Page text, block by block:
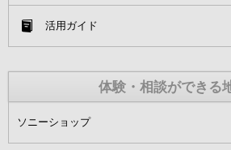
活用ガイド
体験・相談ができる
ソニーショップ